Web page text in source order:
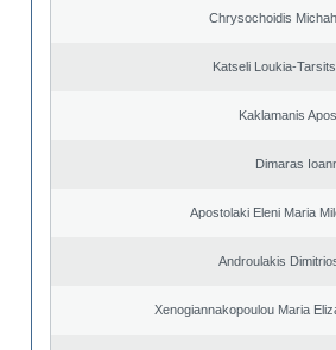
Chrysochoidis
Katseli Loukia-
Kaklamanis
Dimaras
Apostolaki Eleni Maria
Androulakis
Xenogiannakopoulou Maria